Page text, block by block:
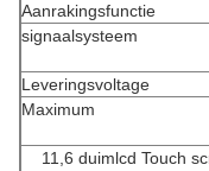
Aanrakingsfunctie
signaalsysteem
Leveringsvoltage
Maximum
11,6 duimlcd Touch